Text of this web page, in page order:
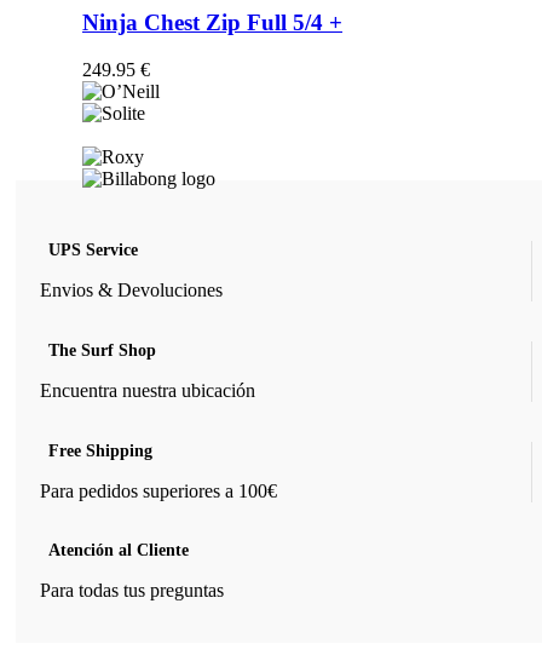
página
múltiples
variantes.
Ninja Chest Zip Full 5/4 +
249.95 €
UPS Service
Envios & Devoluciones
The Surf Shop
Encuentra nuestra ubicación
Free Shipping
Para pedidos superiores a 100€
Atención al Cliente
Para todas tus preguntas